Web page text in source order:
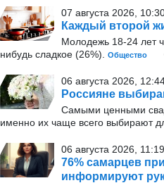
07 августа 2026,
Каждый второй
Молодежь 18-24 лет
нибудь сладкое (26%).
Общество
06 августа 2026,
Россияне
Самыми ценными
именно их чаще всего выбирают
06 августа 2026, 11:19
76% самарцев
информируют